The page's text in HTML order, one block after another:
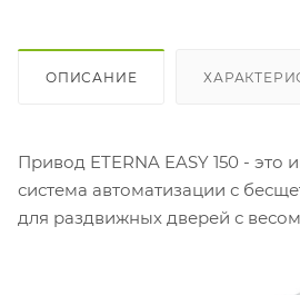
ОПИСАНИЕ
Привод ETERNA EASY 150 - это
система автоматизации с
для раздвижных дверей с